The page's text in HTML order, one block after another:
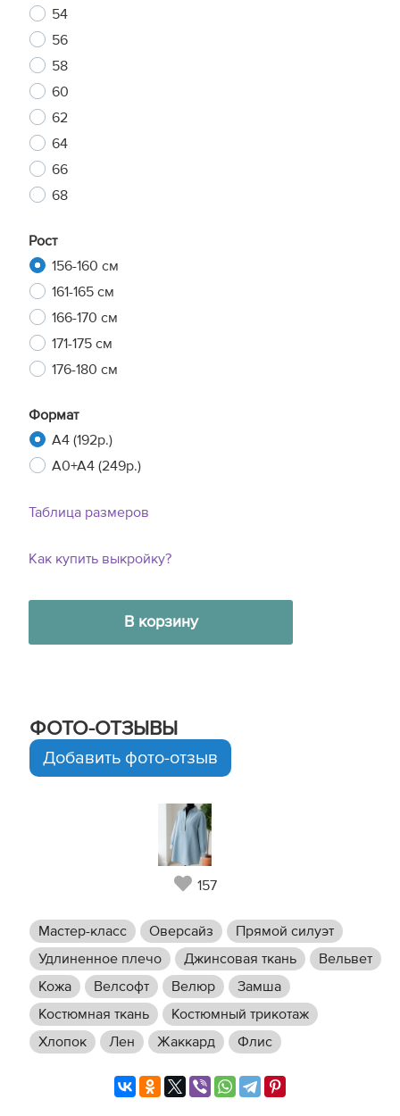
54
56
58
60
62
64
66
68
Рост
156-160 см
161-165 см
166-170 см
171-175 см
176-180 см
Формат
A4 (192р.)
A0+A4 (249р.)
Таблица размеров
Как купить выкройку?
В корзину
ФОТО-ОТЗЫВЫ
Добавить фото-отзыв
157
Мастер-класс Оверсайз
Прямой силуэт
Удлиненное плечо
Джинсовая ткань
Вельвет
Кожа
Велсофт Велюр
Замша
Костюмная ткань
Костюмный трикотаж
Хлопок
Лен Жаккард Флис